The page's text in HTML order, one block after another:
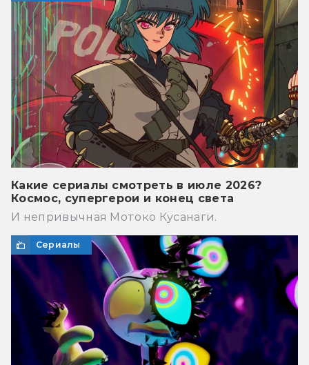
Какие сериалы смотреть в июле 2026?
Космос, супергерои и конец света
И непривычная Мотоко Кусанаги.
Сериалы